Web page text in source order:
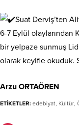
Suat Derviş’ten
6-7 Eylül olaylarından
bir yelpaze sunmuş
olarak keyifle okuduk.
Arzu ORTAÖREN
ETİKETLER: edebiyat, Kültür,